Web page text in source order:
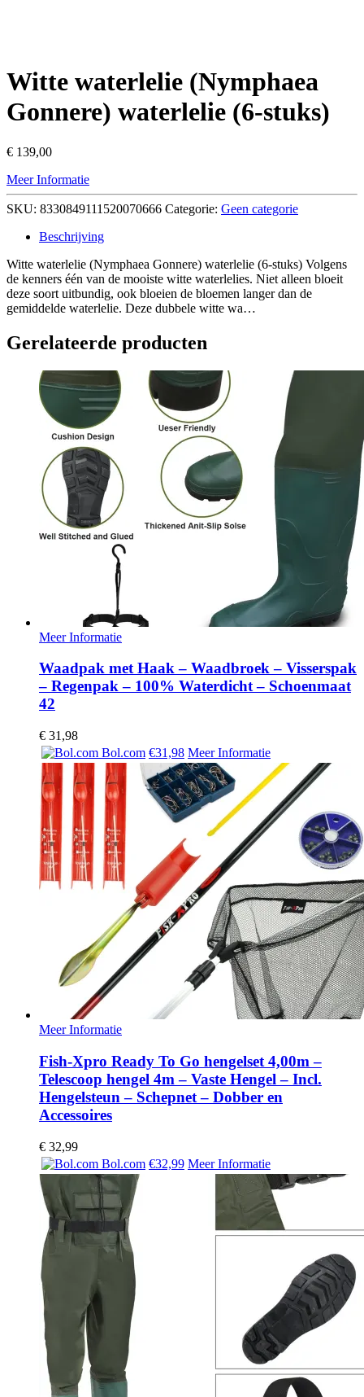
Witte waterlelie (Nymphaea
Gonnere) waterlelie (6-stuks)
€ 139,00
Meer Informatie
SKU: 8330849111520070666 Categorie: Geen categorie
Beschrijving
Witte waterlelie (Nymphaea Gonnere) waterlelie (6-stuks) Volgens
de kenners één van de mooiste witte waterlelies. Niet alleen bloeit
deze soort uitbundig, ook bloeien de bloemen langer dan de
gemiddelde waterlelie. Deze dubbele witte wa…
Gerelateerde producten
Meer Informatie
Waadpak met Haak – Waadbroek – Visserspak
– Regenpak – 100% Waterdicht – Schoenmaat
42
€ 31,98
Bol.com €31,98 Meer Informatie
Meer Informatie
Fish-Xpro Ready To Go hengelset 4,00m –
Telescoop hengel 4m – Vaste Hengel – Incl.
Hengelsteun – Schepnet – Dobber en
Accessoires
€ 32,99
Bol.com €32,99 Meer Informatie